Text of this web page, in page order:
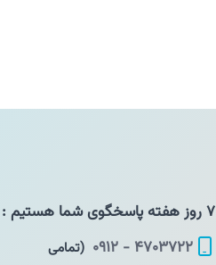
۴۷۰۳۷۲۲ - ۰۹۱۲
(تمامی